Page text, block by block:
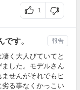
1
す。
く大人びていてと
した。モデルさん
せんがそれでもヒ
る事なくかっこい
報告